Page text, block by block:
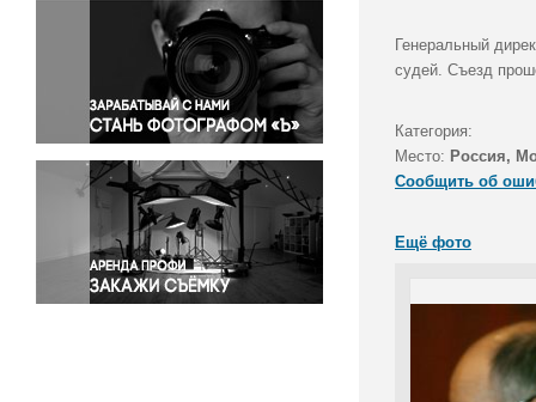
Окружающая среда
Политика
Правосудие
Происшествия и конфликты
Религия
Светская жизнь
Спорт
Экология
Экономика и бизнес
Генеральный
судей. Съезд
Категория:
Место: Россия,
Сообщить об
Ещё фото